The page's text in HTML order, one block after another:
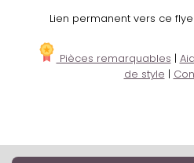
Lien permanent vers ce
Pièces remarquables |
de style |